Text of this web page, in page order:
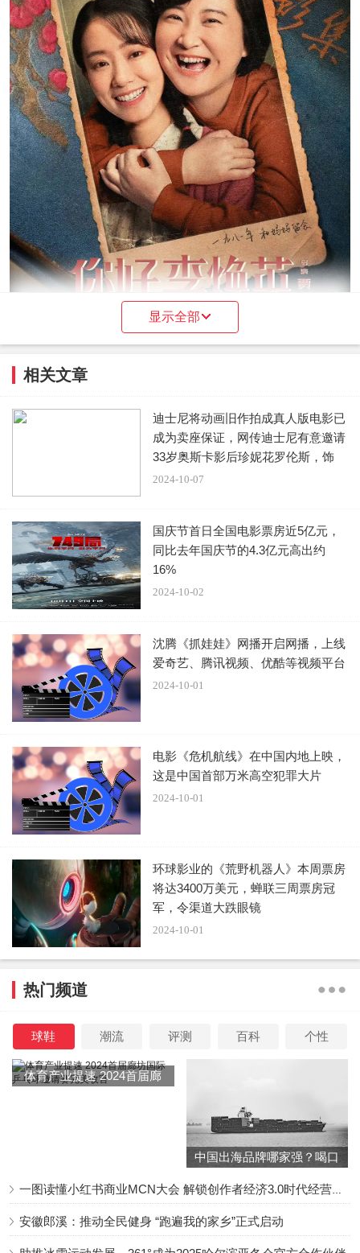
8月22日，在贾玲与安藤樱的对谈视频中，贾玲提到《你
国索尼影业已买下该电影的英文翻拍版权。
据悉《你好，李焕英》是贾玲执导和主演的电影，主题
显示全部
相关文章
迪士尼将动画旧作拍成真人版电影已
成为卖座保证，网传迪士尼有意邀请
33岁奥斯卡影后珍妮花罗伦斯，饰
演“
2024-10-07
国庆节首日全国电影票房近5亿元，
同比去年国庆节的4.3亿元高出约
16%
2024-10-02
沈腾《抓娃娃》网播开启网播，上线
爱奇艺、腾讯视频、优酷等视频平台
2024-10-01
电影《危机航线》在中国内地上映，
这是中国首部万米高空犯罪大片
2024-10-01
环球影业的《荒野机器人》本周票房
将达3400万美元，蝉联三周票房冠
军，令渠道大跌眼镜
2024-10-01
热门频道
球鞋 潮流 评测 百科 个性
体育产业提速 2024首届廊
中国出海品牌哪家强？喝口
安徽郎溪：推动全民健身 “跑遍我的家乡”正式启动